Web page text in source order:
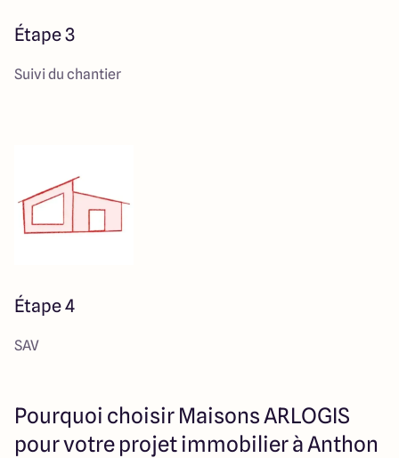
Étape 3
Suivi du chantier
Étape 4
SAV
Pourquoi choisir Maisons ARLOGIS
pour votre projet immobilier à Anthon